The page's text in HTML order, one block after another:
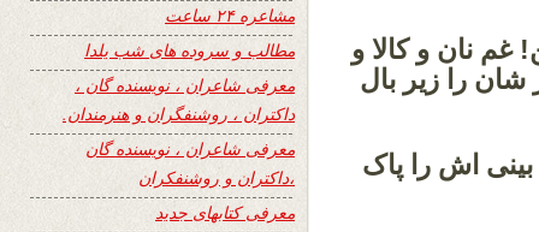
غم نان و کالا و
را زیر بال
اش را پاک
مشاعره ۲۴ ساعت
مطالب و سروده های شب یلدا
معرفی شاعران ، نویسنده گان ،
داکتران ، روشنفگران و هنرمندان.
معرفی شاعران ، نویسنده گان
،داکتران و روشنفکران
معرفی کتابهای جدید